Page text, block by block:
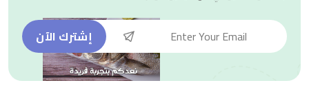
إشترك الآن